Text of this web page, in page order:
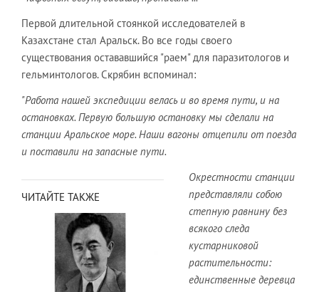
Первой длительной стоянкой исследователей в
Казахстане стал Аральск. Во все годы своего
существования остававшийся "раем" для паразитологов и
гельминтологов. Скрябин вспоминал:
"Работа нашей экспедиции велась и во время пути, и на
остановках. Первую большую остановку мы сделали на
станции Аральское море. Наши вагоны отцепили от поезда
и поставили на запасные пути.
ЧИТАЙТЕ ТАКЖЕ
Окрестности станции
представляли собою
степную равнину без
всякого следа
кустарниковой
растительности:
единственные деревца